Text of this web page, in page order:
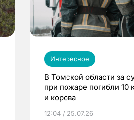
Интересное
В Томской области за
при пожаре погибли 10
и корова
12:04 / 25.07.26